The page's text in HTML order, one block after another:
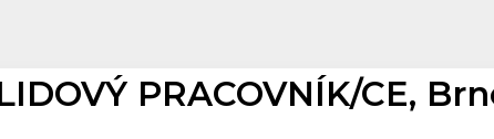
PRACOVNÍK/CE,